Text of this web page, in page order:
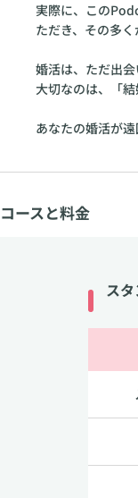
実際に、この
ただき、その多く
婚活は、ただ出会
大切なのは、「結
あなたの婚活が
コースと料金
ス